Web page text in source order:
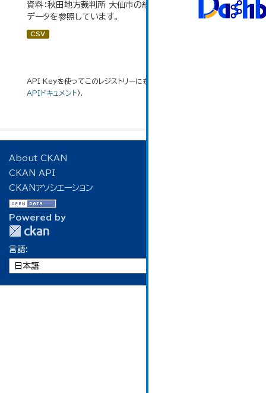
資料：秋田地方裁判所 大仙市の統計「12-16 少年事件」の
データを参照しています。
CSV
API Keyを使ってこのレジストリーにもアクセス可能です
APIドキュメント).
About CKAN
CKAN API
CKANアソシエーション
Powered by
言語